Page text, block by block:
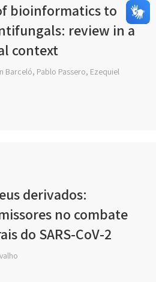
bioinformatics to
review in a
context
Barceló, Pablo Passero, Ezequiel
derivados:
no combate
do SARS-CoV-2